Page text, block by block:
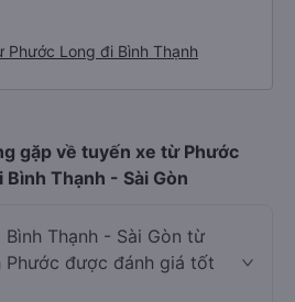
Long đi Bình Thạnh
gặp về tuyến xe từ Phước
Thạnh - Sài Gòn
Thạnh - Sài Gòn từ
Phước được đánh giá tốt